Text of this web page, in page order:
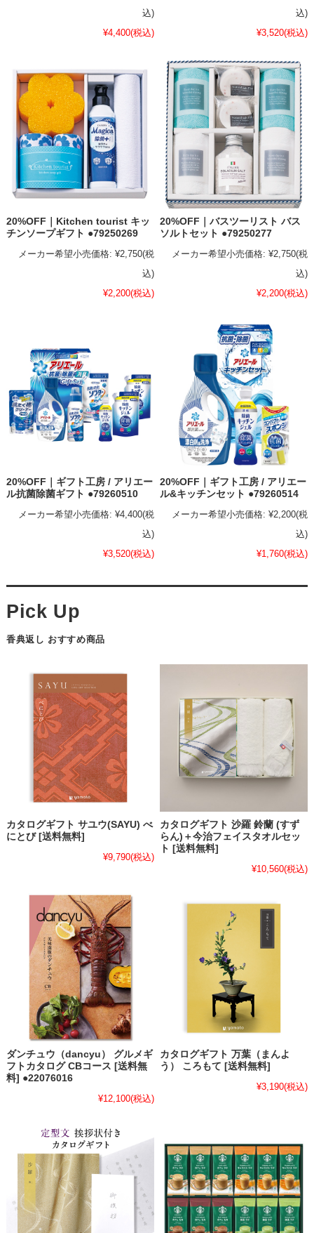
込)
¥4,400(税込)
込)
¥3,520(税込)
20%OFF｜Kitchen tourist キッ
チンソープギフト ●79250269
メーカー希望小売価格: ¥2,750(税
込)
¥2,200(税込)
20%OFF｜バスツーリスト バス
ソルトセット ●79250277
メーカー希望小売価格: ¥2,750(税
込)
¥2,200(税込)
20%OFF｜ギフト工房 / アリエー
ル抗菌除菌ギフト ●79260510
メーカー希望小売価格: ¥4,400(税
込)
¥3,520(税込)
20%OFF｜ギフト工房 / アリエー
ル&キッチンセット ●79260514
メーカー希望小売価格: ¥2,200(税
込)
¥1,760(税込)
香典返し おすすめ商品
カタログギフト サユウ(SAYU) べ
にとび [送料無料]
¥9,790(税込)
カタログギフト 沙羅 鈴蘭 (すず
らん)＋今治フェイスタオルセッ
ト [送料無料]
¥10,560(税込)
ダンチュウ（dancyu） グルメギ
フトカタログ CBコース [送料無
料] ●22076016
¥12,100(税込)
カタログギフト 万葉（まんよ
う） ころもて [送料無料]
¥3,190(税込)